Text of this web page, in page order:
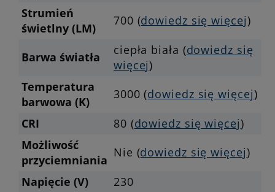
Strumień
świetlny (LM)
700 (dowiedz się więcej)
Barwa światła ciepła biała (dowiedz się
więcej)
Temperatura
barwowa (K)
3000 (dowiedz się więcej)
CRI
80 (dowiedz się więcej)
Możliwość
przyciemniania
Nie (dowiedz się więcej)
Napięcie (V)
230